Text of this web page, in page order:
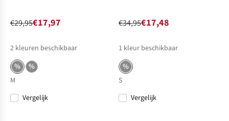
€29,95€17,97
2 kleuren beschikbaar
%
%
M
Vergelijk
€34,95€17,48
1 kleur beschikbaar
%
S
Vergelijk
-25%